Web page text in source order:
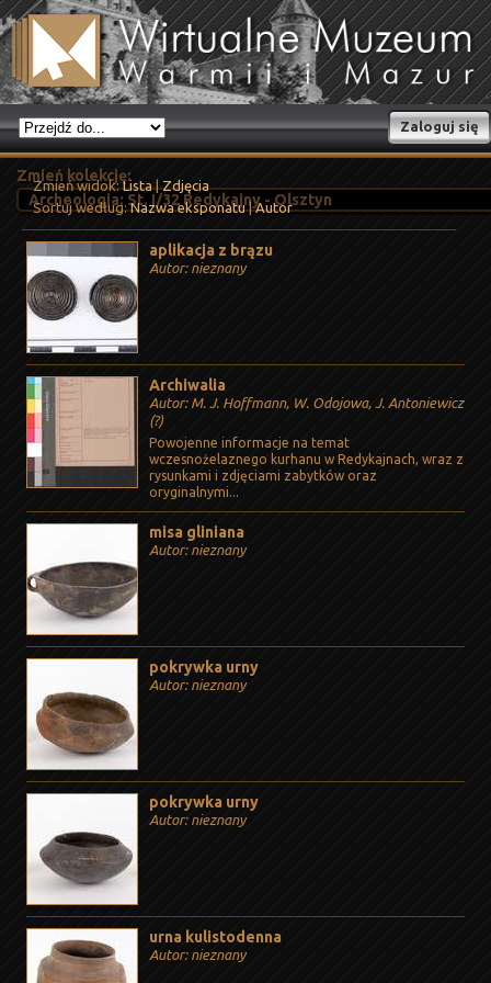
Zaloguj się
Zmień kolekcję:
Zmień widok:Lista|Zdjęcia
Sortuj według:Nazwa eksponatu|Autor
aplikacja z brązu
Autor: nieznany
Archiwalia
Autor: M. J. Hoffmann, W. Odojowa, J. Antoniewicz
(?)
Powojenne informacje na temat
wczesnożelaznego kurhanu w Redykajnach, wraz z
rysunkami i zdjęciami zabytków oraz
oryginalnymi...
misa gliniana
Autor: nieznany
pokrywka urny
Autor: nieznany
pokrywka urny
Autor: nieznany
urna kulistodenna
Autor: nieznany